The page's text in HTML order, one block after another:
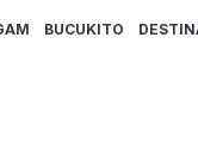
BUCUKITO